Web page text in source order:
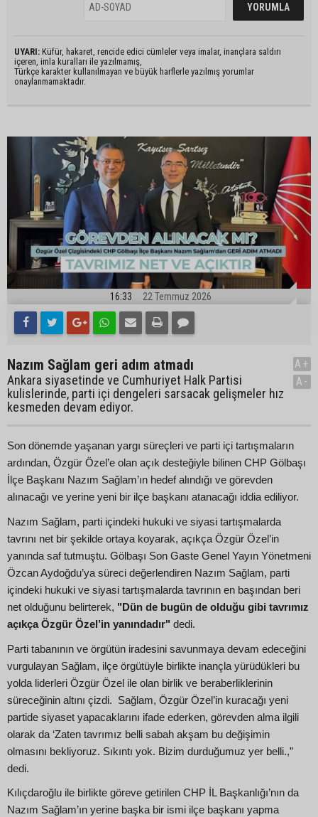
UYARI: Küfür, hakaret, rencide edici cümleler veya imalar, inançlara saldırı
içeren, imla kuralları ile yazılmamış,
Türkçe karakter kullanılmayan ve büyük harflerle yazılmış yorumlar
onaylanmamaktadır.
16:33 22 Temmuz 2026
Nazım Sağlam geri adım atmadı
Ankara siyasetinde ve Cumhuriyet Halk Partisi
kulislerinde, parti içi dengeleri sarsacak gelişmeler hız
kesmeden devam ediyor.
A+
A-
Son dönemde yaşanan yargı süreçleri ve parti içi tartışmaların
ardından, Özgür Özel’e olan açık desteğiyle bilinen CHP Gölbaşı
İlçe Başkanı Nazım Sağlam’ın hedef alındığı ve görevden
alınacağı ve yerine yeni bir ilçe başkanı atanacağı iddia ediliyor.
Nazım Sağlam, parti içindeki hukuki ve siyasi tartışmalarda
tavrını net bir şekilde ortaya koyarak, açıkça Özgür Özel’in
yanında saf tutmuştu. Gölbaşı Son Gaste Genel Yayın Yönetmeni
Özcan Aydoğdu’ya süreci değerlendiren Nazım Sağlam, parti
içindeki hukuki ve siyasi tartışmalarda tavrının en başından beri
net olduğunu belirterek, "Dün de bugün de olduğu gibi tavrımız
açıkça Özgür Özel’in yanındadır" dedi.
Parti tabanının ve örgütün iradesini savunmaya devam edeceğini
vurgulayan Sağlam, ilçe örgütüyle birlikte inançla yürüdükleri bu
yolda liderleri Özgür Özel ile olan birlik ve beraberliklerinin
süreceğinin altını çizdi. Sağlam, Özgür Özel’in kuracağı yeni
partide siyaset yapacaklarını ifade ederken, görevden alma ilgili
olarak da ‘Zaten tavrımız belli sabah akşam bu değişimin
olmasını bekliyoruz. Sıkıntı yok. Bizim durduğumuz yer belli.,”
dedi.
Kılıçdaroğlu ile birlikte göreve getirilen CHP İL Başkanlığı’nın da
Nazım Sağlam’ın yerine başka bir ismi ilçe başkanı yapma